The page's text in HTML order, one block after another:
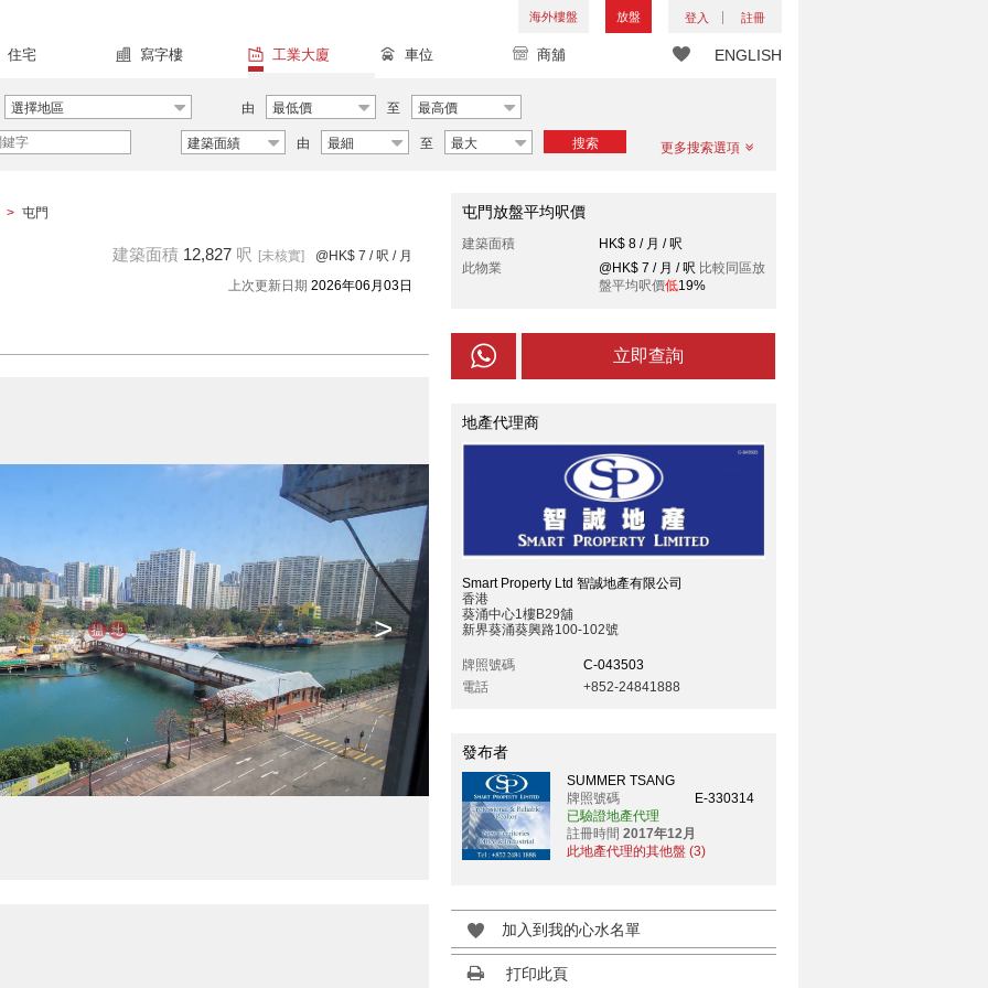
海外樓盤 放盤 登入 註冊
ENGLISH
住宅 寫字樓 工業大廈 車位 商舖
選擇地區 由 最低價 至 最高價
建築面績 由 最細 至 最大 搜索 更多搜索選項
> 屯門
建築面積 12,827 呎 [未核實] @HK$ 7 / 呎 / 月
上次更新日期 2026年06月03日
>
屯門放盤平均呎價
建築面積
HK$ 8 / 月 / 呎
此物業
@HK$ 7 / 月 / 呎 比較同區放
盤平均呎價低19%
立即查詢
地產代理商
Smart Property Ltd 智誠地產有限公司
香港
葵涌中心1樓B29舖
新界葵涌葵興路100-102號
牌照號碼
C-043503
電話
+852-24841888
發布者
SUMMER TSANG
牌照號碼
E-330314
已驗證地產代理
註冊時間 2017年12月
此地產代理的其他盤 (3)
加入到我的心水名單
打印此頁